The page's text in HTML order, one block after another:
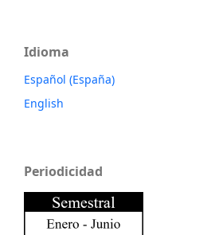
Idioma
Español (España)
English
Periodicidad